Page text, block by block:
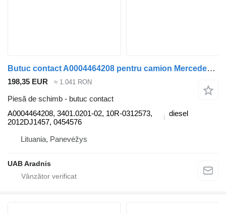
Butuc contact A0004464208 pentru camion Mercedes-Benz ACTROS MP4 1845 L
198,35 EUR ≈ 1.041 RON
Piesă de schimb - butuc contact
A0004464208, 3401.0201-02, 10R-0312573,
2012DJ1457, 0454576
diesel
Lituania, Panevėžys
UAB Aradnis